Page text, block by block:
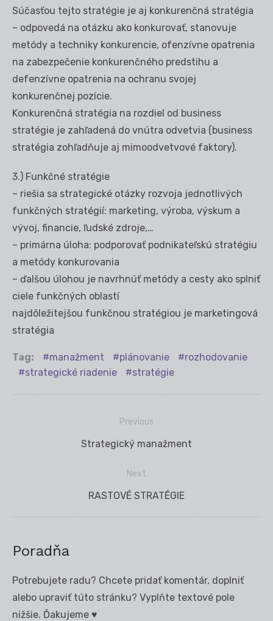
Súčasťou tejto stratégie je aj konkurenčná stratégia
– odpovedá na otázku ako konkurovať, stanovuje
metódy a techniky konkurencie, ofenzívne opatrenia
na zabezpečenie konkurenčného predstihu a
defenzívne opatrenia na ochranu svojej
konkurenčnej pozície.
Konkurenčná stratégia na rozdiel od business
stratégie je zahľadená do vnútra odvetvia (business
stratégia zohľadňuje aj mimoodvetvové faktory).
3.) Funkčné stratégie
– riešia sa strategické otázky rozvoja jednotlivých
funkčných stratégií: marketing, výroba, výskum a
vývoj, financie, ľudské zdroje,…
– primárna úloha: podporovať podnikateľskú stratégiu
a metódy konkurovania
– ďalšou úlohou je navrhnúť metódy a cesty ako splniť
ciele funkčných oblastí
najdôležitejšou funkčnou stratégiou je marketingová
stratégia
Tag: manažment plánovanie
rozhodovanie
strategické riadenie
stratégie
Previous
Previous
Strategický manažment
Next
Next
RASTOVÉ STRATÉGIE
Poradňa
Potrebujete radu? Chcete pridať komentár, doplniť
alebo upraviť túto stránku? Vyplňte textové pole
nižšie. Ďakujeme ♥